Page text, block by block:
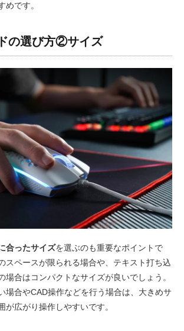
めです。
の選び方②サイズ
合ったサイズを選ぶのも重要なポイントで
スペースが限られる場合や、テキスト打ち込
場合はコンパクトなサイズが良いでしょう。
場合やCAD操作などを行う場合は、大きめサ
が広がり操作しやすいです。